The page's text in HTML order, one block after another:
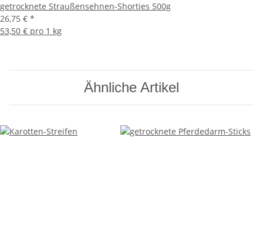
getrocknete Straußensehnen-Shorties 500g
26,75 € *
53,50 € pro 1 kg
Ähnliche Artikel